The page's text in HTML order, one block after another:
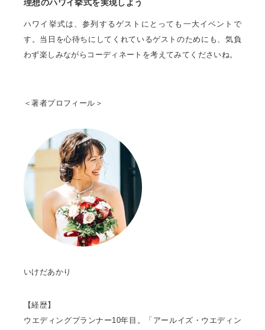
理想のハワイ挙式を実現しよう
ハワイ挙式は、参列するゲストにとっても一大イベントで
す。当日を心待ちにしてくれているゲストのためにも、気負
わず楽しみながらコーディネートを考えてみてくださいね。
＜著者プロフィール＞
いけだあかり
【経歴】
ウエディングプランナー10年目。「アールイズ・ウエディン